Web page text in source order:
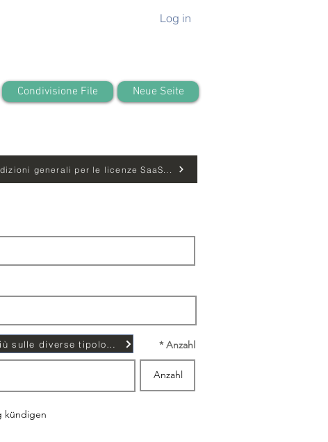
Log in
Condivisione File Neue Seite
generali per le licenze SaaS...
Scopri di più sulle diverse tipologie di contratto... Anzahl
kündigen